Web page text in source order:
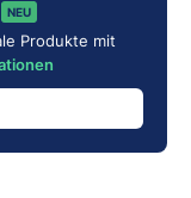
NEU
Produkte mit